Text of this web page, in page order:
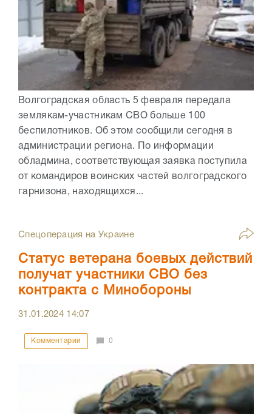
Волгоградская область 5 февраля передала
землякам-участникам СВО больше 100
беспилотников. Об этом сообщили сегодня в
администрации региона. По информации
обладмина, соответствующая заявка поступила
от командиров воинских частей волгоградского
гарнизона, находящихся...
Спецоперация на Украине
Статус ветерана боевых действий
получат участники СВО без
контракта с Минобороны
31.01.2024 14:07
Комментарии 0